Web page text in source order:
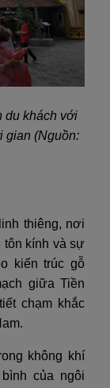
du khách với
gian (Nguồn:
thiêng, nơi
tôn kính và sự
kiến trúc gỗ
giữa Tiền
chạm khắc
không khí
của ngôi